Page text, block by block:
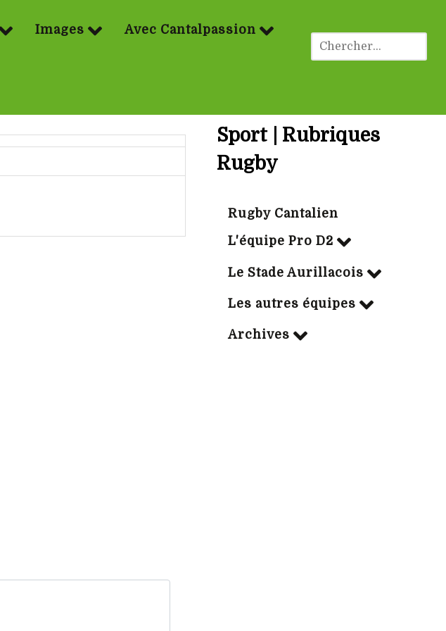
Images Avec Cantalpassion
Sport | Rubriques
Rugby
Rugby Cantalien
L'équipe Pro D2
Le Stade Aurillacois
Les autres équipes
Archives